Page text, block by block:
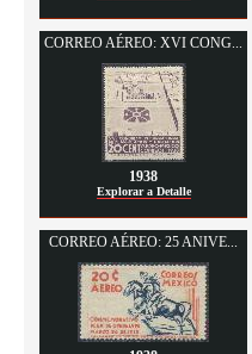
CORREO AÉREO: XVI CONG...
1938
Explorar a Detalle
CORREO AÉREO: 25 ANIVE...